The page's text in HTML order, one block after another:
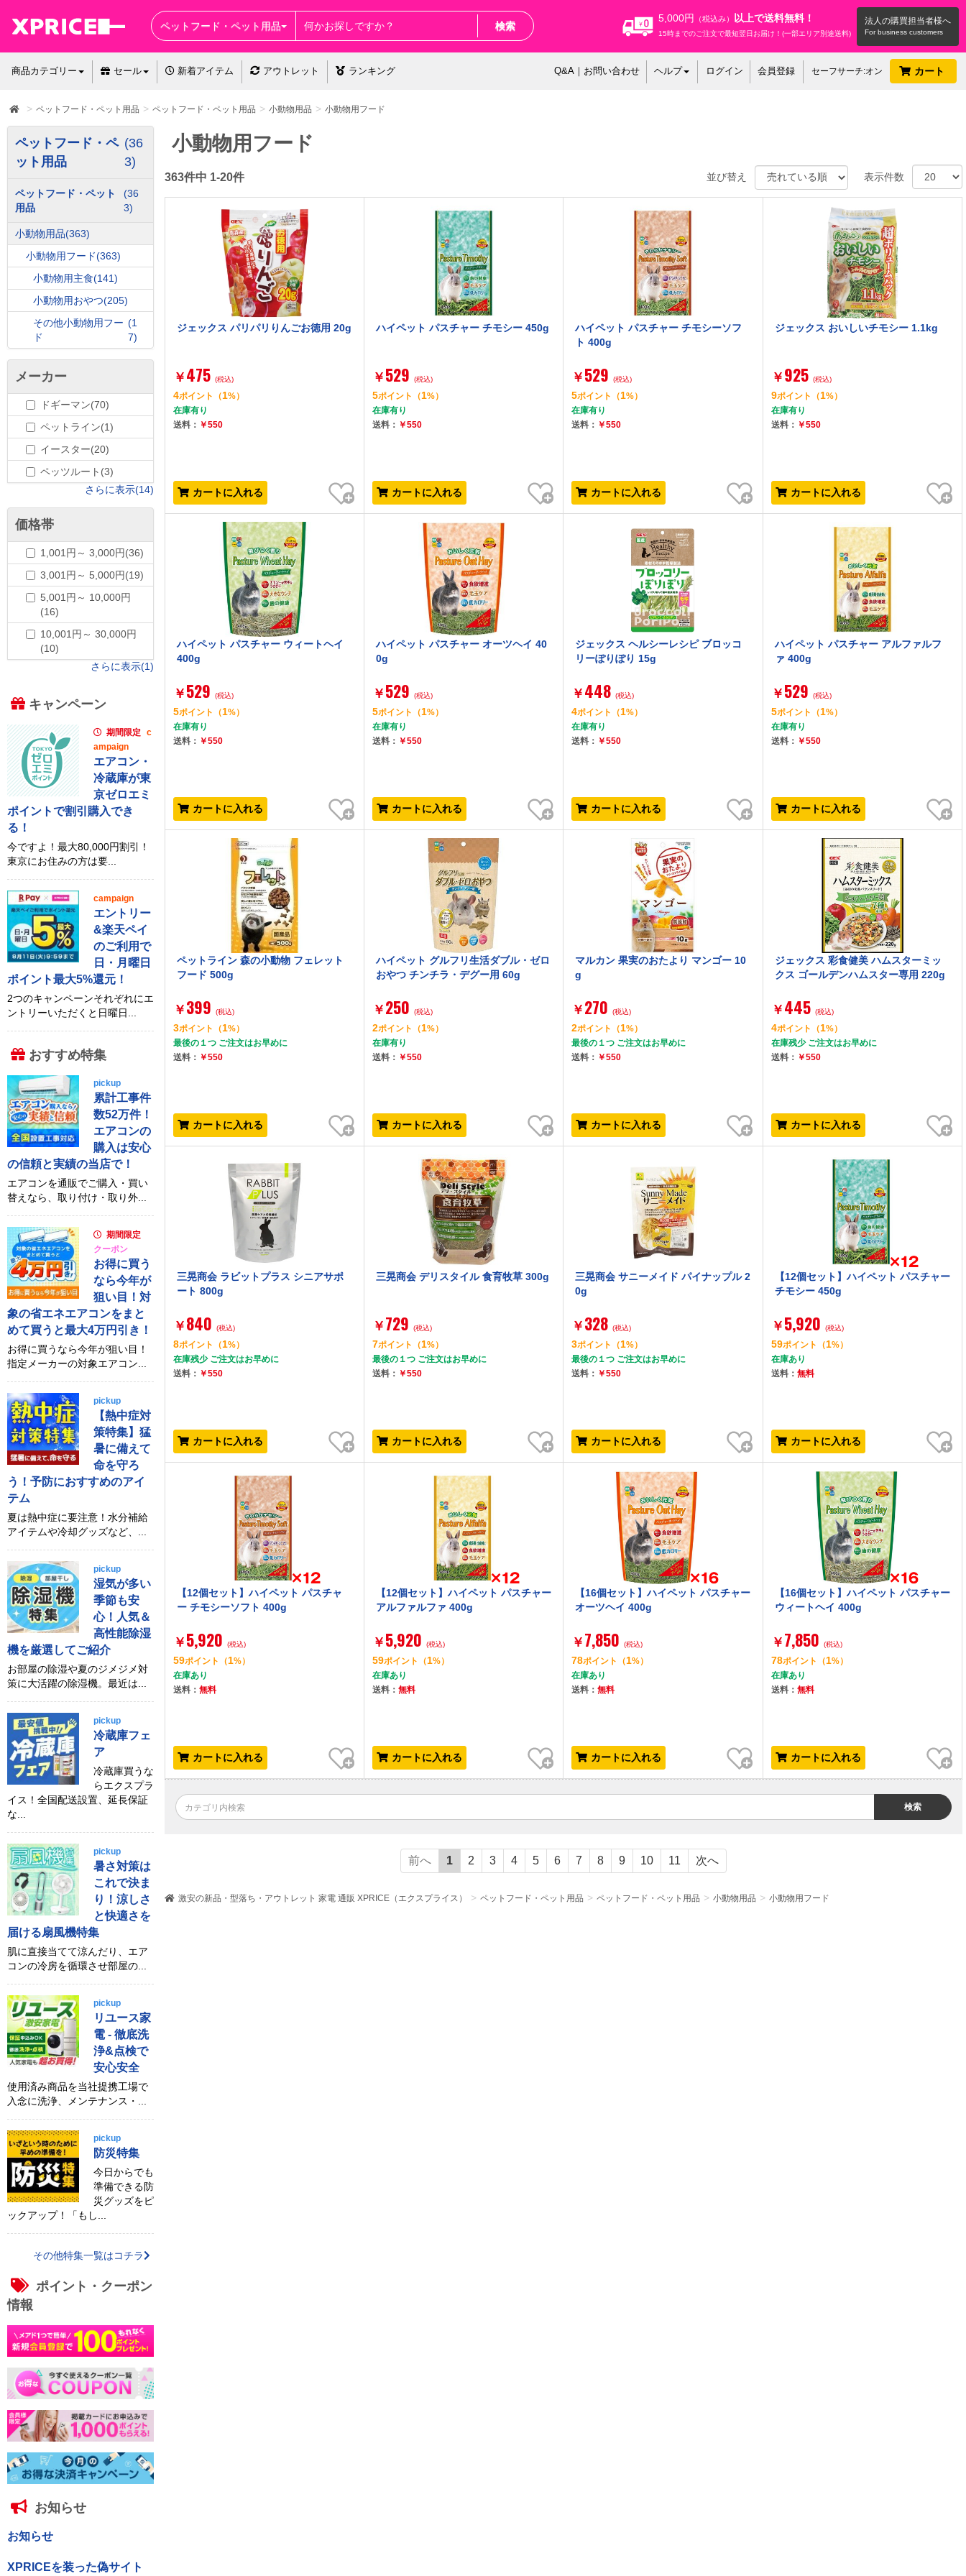
ペットフード・ペット用品 検索 法人の購買担当者様へ
5,000円 （税込み） 以上で送料無料！
15時までのご注文で最短翌日お届け！(一部エリア別途送料)
商品カテゴリー セール 新着アイテム アウトレット ランキング Q&A｜お問い合わせ ヘルプ ログイン 会員登録 セーフサーチ:オン カート
小動物用フード
激安の新品・型落ち・アウトレット 家電 通販 XPRICE（エクスプライス） ペットフード・ペット用品 ペットフード・ペット用品 小動物用品 小動物用フード
363件中 1-20件 並び替え 表示件数
ジェックス パリパリりんごお徳用 20g
￥ 475 (税込)
4ポイント （1%）
在庫有り
送料： ￥550
カートに入れる
お気に入り
ハイペット パスチャー チモシー 450g
￥ 529 (税込)
5ポイント （1%）
在庫有り
送料： ￥550
カートに入れる
お気に入り
ハイペット パスチャー チモシーソフ
ト 400g
￥ 529 (税込)
5ポイント （1%）
在庫有り
送料： ￥550
カートに入れる
お気に入り
ジェックス おいしいチモシー 1.1kg
￥ 925 (税込)
9ポイント （1%）
在庫有り
送料： ￥550
カートに入れる
お気に入り
ハイペット パスチャー ウィートヘイ
400g
￥ 529 (税込)
5ポイント （1%）
在庫有り
送料： ￥550
カートに入れる
お気に入り
ハイペット パスチャー オーツヘイ 40
0g
￥ 529 (税込)
5ポイント （1%）
在庫有り
送料： ￥550
カートに入れる
お気に入り
ジェックス ヘルシーレシピ ブロッコ
リーぽりぽり 15g
￥ 448 (税込)
4ポイント （1%）
在庫有り
送料： ￥550
カートに入れる
お気に入り
ハイペット パスチャー アルファルフ
ァ 400g
￥ 529 (税込)
5ポイント （1%）
在庫有り
送料： ￥550
カートに入れる
お気に入り
ペットライン 森の小動物 フェレット
フード 500g
￥ 399 (税込)
3ポイント （1%）
最後の１つ ご注文はお早めに
送料： ￥550
カートに入れる
お気に入り
ハイペット グルフリ生活ダブル・ゼロ
おやつ チンチラ・デグー用 60g
￥ 250 (税込)
2ポイント （1%）
在庫有り
送料： ￥550
カートに入れる
お気に入り
マルカン 果実のおたより マンゴー 10
g
￥ 270 (税込)
2ポイント （1%）
最後の１つ ご注文はお早めに
送料： ￥550
カートに入れる
お気に入り
ジェックス 彩食健美 ハムスターミッ
クス ゴールデンハムスター専用 220g
￥ 445 (税込)
4ポイント （1%）
在庫残少 ご注文はお早めに
送料： ￥550
カートに入れる
お気に入り
三晃商会 ラビットプラス シニアサポ
ート 800g
￥ 840 (税込)
8ポイント （1%）
在庫残少 ご注文はお早めに
送料： ￥550
カートに入れる
お気に入り
三晃商会 デリスタイル 食育牧草 300g
￥ 729 (税込)
7ポイント （1%）
最後の１つ ご注文はお早めに
送料： ￥550
カートに入れる
お気に入り
三晃商会 サニーメイド パイナップル 2
0g
￥ 328 (税込)
3ポイント （1%）
最後の１つ ご注文はお早めに
送料： ￥550
カートに入れる
お気に入り
【12個セット】ハイペット パスチャー
チモシー 450g
￥ 5,920 (税込)
59ポイント （1%）
在庫あり
送料： 無料
カートに入れる
お気に入り
【12個セット】ハイペット パスチャ
ー チモシーソフト 400g
￥ 5,920 (税込)
59ポイント （1%）
在庫あり
送料：無料
カートに入れる
お気に入り
【12個セット】ハイペット パスチャー
アルファルファ 400g
￥ 5,920 (税込)
59ポイント （1%）
在庫あり
送料： 無料
カートに入れる
お気に入り
【16個セット】ハイペット パスチャー
オーツヘイ 400g
￥ 7,850 (税込)
78ポイント （1%）
在庫あり
送料：無料
カートに入れる
お気に入り
【16個セット】ハイペット パスチャー
ウィートヘイ 400g
￥ 7,850 (税込)
78ポイント （1%）
在庫あり
送料： 無料
カートに入れる
お気に入り
検索
前へ 1 2 3 4 5 6 7 8 9 10 11 次へ
ペットフード・ペ
ット用品
(36
3)
ペットフード・ペット
用品
(36
3)
小動物用品(363)
小動物用フード(363)
小動物用主食(141)
小動物用おやつ(205)
その他小動物用フー
ド
(1
7)
メーカー
ドギーマン(70)
ペットライン(1)
イースター(20)
ペッツルート(3)
さらに表示(14)
価格帯
1,001円～ 3,000円(36)
3,001円～ 5,000円(19)
5,001円～ 10,000円
(16)
10,001円～ 30,000円
(10)
さらに表示(1)
キャンペーン
期間限定 c
ampaign
エアコン・
冷蔵庫が東
京ゼロエミ
ポイントで割引購入でき
る！
今ですよ！最大80,000円割引！
東京にお住みの方は要...
campaign
エントリー
&楽天ペイ
のご利用で
日・月曜日
ポイント最大5%還元！
2つのキャンペーンそれぞれにエ
ントリーいただくと日曜日...
おすすめ特集
pickup
累計工事件
数52万件！
エアコンの
購入は安心
の信頼と実績の当店で！
エアコンを通販でご購入・買い
替えなら、取り付け・取り外...
期間限定
クーポン
お得に買う
なら今年が
狙い目！対
象の省エネエアコンをまと
めて買うと最大4万円引き！
お得に買うなら今年が狙い目！
指定メーカーの対象エアコン...
pickup
【熱中症対
策特集】猛
暑に備えて
命を守ろ
う！予防におすすめのアイ
テム
夏は熱中症に要注意！水分補給
アイテムや冷却グッズなど、...
pickup
湿気が多い
季節も安
心！人気＆
高性能除湿
機を厳選してご紹介
お部屋の除湿や夏のジメジメ対
策に大活躍の除湿機。最近は...
pickup
冷蔵庫フェ
ア
冷蔵庫買うな
らエクスプラ
イス！全国配送設置、延長保証
な...
pickup
暑さ対策は
これで決ま
り！涼しさ
と快適さを
届ける扇風機特集
肌に直接当てて涼んだり、エア
コンの冷房を循環させ部屋の...
pickup
リユース家
電 - 徹底洗
浄&点検で
安心安全
使用済み商品を当社提携工場で
入念に洗浄、メンテナンス・...
pickup
防災特集
今日からでも
準備できる防
災グッズをピ
ックアップ！「もし...
その他特集一覧はコチラ
ポイント・クーポン
情報
お知らせ
お知らせ
XPRICEを装った偽サイト
ペットフード・ペット用品 ペットフード・ペット用品 小動物用品 小動物用フード